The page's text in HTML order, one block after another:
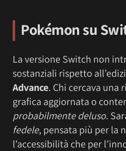
Pokémon su
La versione Switch non
sostanziali rispetto
Advance. Chi cercava una
grafica aggiornata o
probabilmente deluso.
fedele, pensata più per la
l’accessibilità che per